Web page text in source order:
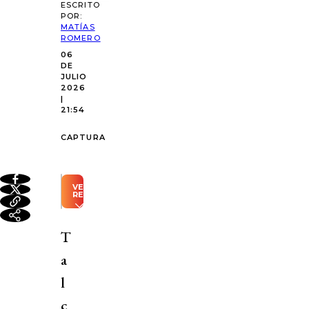
ESCRITO
POR:
MATÍAS
ROMERO
06
DE
JULIO
2026
|
21:54
CAPTURA
VER
RESUMEN
generado
Inteligencia
Artificial
Luis
T
a
l